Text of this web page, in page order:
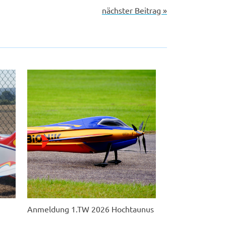
nächster Beitrag »
Anmeldung 1.TW 2026 Hochtaunus